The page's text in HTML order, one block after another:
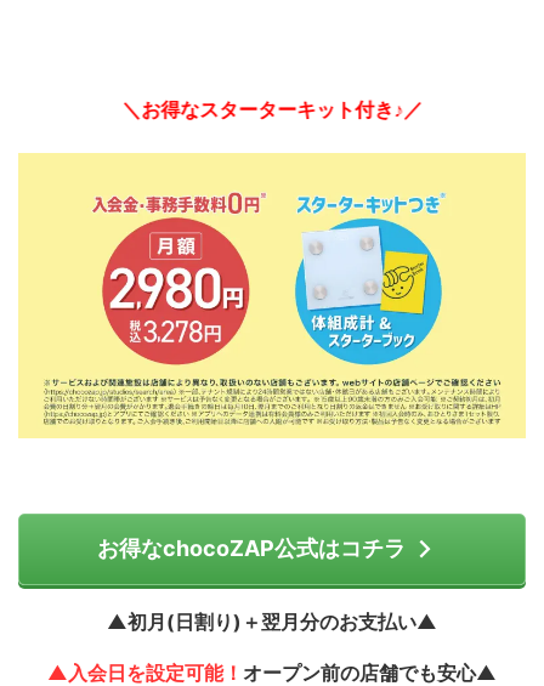
＼お得なスターターキット付き♪／
お得なchocoZAP公式はコチラ
▲初月(日割り)＋翌月分のお支払い▲
▲入会日を設定可能！ オープン前の店舗でも安心▲